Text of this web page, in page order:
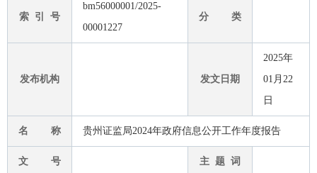
索 引 号
bm56000001/2025-
00001227
分 类
发布机构 发文日期
2025年
01月22
日
名 称 贵州证监局2024年政府信息公开工作年度报告
文 号 主 题 词